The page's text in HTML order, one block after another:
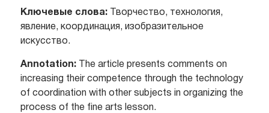
Ключевые слова:Творчество, технология,
явление, координация, изобразительное
искусство.
Annotation:The article presents comments on
increasing their competence through the technology
of coordination with other subjects in organizing the
process of the fine arts lesson.